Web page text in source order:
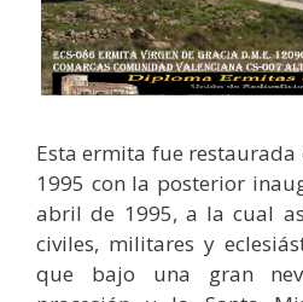
Esta ermita fue restaurada
1995 con la posterior
abril de 1995, a la cual
civiles, militares y
que bajo una gran